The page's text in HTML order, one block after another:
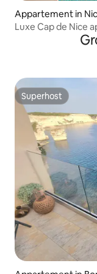
Appartement in
Luxe Cap de Nice
Superhost
Superhost